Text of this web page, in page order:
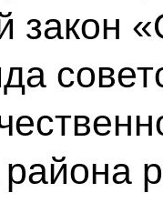
закон